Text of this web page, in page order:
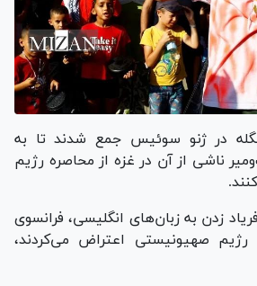
در ژنو سوئیس جمع شدند تا به
ناشی از آن در غزه از محاصره رژیم
زدن به زبان‌های انگلیسی، فرانسوی
صهیونیستی اعتراض می‌کردند،